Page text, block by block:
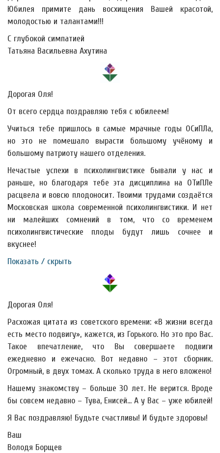
Юбилея примите дань восхищения Вашей красотой,
молодостью и талантами!!!
С глубокой симпатией
Татьяна Васильевна Ахутина
Дорогая Оля!
От всего сердца поздравляю тебя с юбилеем!
Учиться тебе пришлось в самые мрачные годы ОСиПЛа,
но это не помешало вырасти большому учёному и
большому патриоту нашего отделения.
Нечастые успехи в психолингвистике бывали у нас и
раньше, но благодаря тебе эта дисциплина на ОТиПЛе
расцвела и вовсю плодоносит. Твоими трудами создаётся
Московская школа современной психолингвистики. И нет
ни малейших сомнений в том, что со временем
психолингвистические плоды будут лишь сочнее и
вкуснее!
Показать / скрыть
Дорогая Оля!
Расхожая цитата из советского времени: «В жизни всегда
есть место подвигу», кажется, из Горького. Но это про Вас.
Такое впечатление, что Вы совершаете подвиги
ежедневно и ежечасно. Вот недавно – этот сборник.
Огромный, в двух томах. А сколько труда в него вложено!
Нашему знакомству – больше 30 лет. Не верится. Вроде
бы совсем недавно – Тува, Енисей… А у Вас – уже юбилей!
Я Вас поздравляю! Будьте счастливы! И будьте здоровы!
Ваш
Володя Борщев